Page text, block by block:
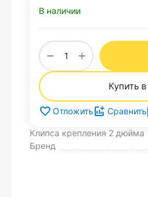
В наличии
+
−
Купить
Отложить Сравнить
Клипса крепления 2 дюйма
Бренд